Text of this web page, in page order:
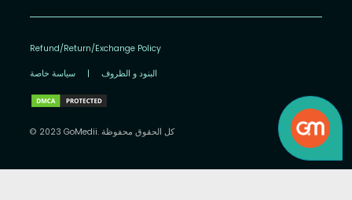
Refund/Return/Exchange Policy
سياسة خاصة | البنود و الظروف
© 2023 GoMedii. كل الحقوق محفوظة